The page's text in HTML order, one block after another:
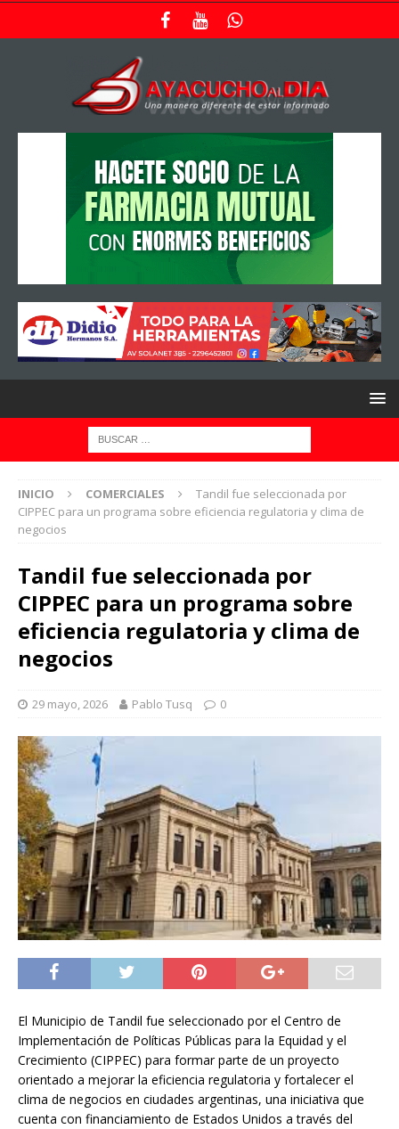
INICIO COMERCIALES
Tandil fue seleccionada por
CIPPEC para un programa sobre eficiencia regulatoria y clima de
negocios
Tandil fue seleccionada por
CIPPEC para un programa sobre
eficiencia regulatoria y clima de
negocios
29 mayo, 2026 Pablo Tusq 0
El Municipio de Tandil fue seleccionado por el Centro de
Implementación de Políticas Públicas para la Equidad y el
Crecimiento (CIPPEC) para formar parte de un proyecto
orientado a mejorar la eficiencia regulatoria y fortalecer el
clima de negocios en ciudades argentinas, una iniciativa que
cuenta con financiamiento de Estados Unidos a través del